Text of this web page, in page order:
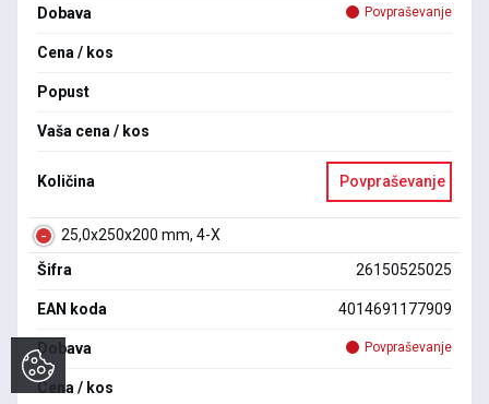
Dobava Povpraševanje
Cena / kos
Popust
Vaša cena / kos
Količina Povpraševanje
25,0x250x200 mm, 4-X
Šifra
26150525025
EAN koda 4014691177909
Dobava Povpraševanje
Cena / kos